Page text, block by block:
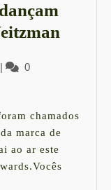
para
LauraK
|
0
chamados
marca de
ao ar este